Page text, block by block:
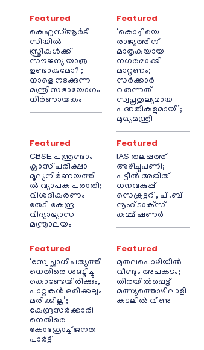
Featured
കെഎസ്ആർടി
സിയിൽ
സ്ത്രീകൾക്ക്
സൗജന്യ യാത്ര
ഉണ്ടാകുമോ? ;
നാളെ നടക്കുന്ന
മന്ത്രിസഭായോഗം
നിർണായകം
Featured
‘കൊച്ചിയെ
രാജ്യത്തിന്
മാതൃകയായ
നഗരമാക്കി
മാറ്റണം;
സർക്കാർ
വരുന്നത്
സ്വപ്നതുല്യമായ
പദ്ധതികളുമായി’;
മുഖ്യമന്ത്രി
Featured
CBSE പന്ത്രണ്ടാം
ക്ലാസ് പരീക്ഷാ
മൂല്യനിർണയത്തി
ൽ വ്യാപക പരാതി;
വിശദീകരണം
തേടി കേന്ദ്ര
വിദ്യാഭ്യാസ
മന്ത്രാലയം
Featured
IAS തലപ്പത്ത്
അഴിച്ചുപണി;
പട്ടീല്‍ അജിത്
ധനവകുപ്പ്
സെക്രട്ടറി, പി.ബി
നൂഹ് ടാക്‌സ്
കമ്മീഷണര്‍
Featured
‘സ്വേച്ഛാധിപത്യത്തി
നെതിരെ ശബ്ദിച്ചു
കൊണ്ടേയിരിക്കും,
പാറ്റകൾ ഒരിക്കലും
മരിക്കില്ല’;
കേന്ദ്രസർക്കാരി
നെതിരെ
കോക്രോച്ച് ജനത
പാർട്ടി
Featured
മുതലപൊഴിയിൽ
വീണ്ടും അപകടം;
തിരയിൽപ്പെട്ട്
മത്സ്യത്തൊഴിലാളി
കടലിൽ വീണു